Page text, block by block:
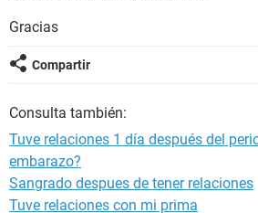
Gracias
Compartir
Consulta también:
Tuve relaciones 1 día después del
embarazo?
Sangrado despues de tener relaciones
Tuve relaciones con mi prima